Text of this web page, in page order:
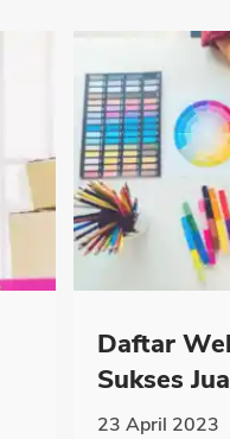
Daftar
Sukses
23 April 2023